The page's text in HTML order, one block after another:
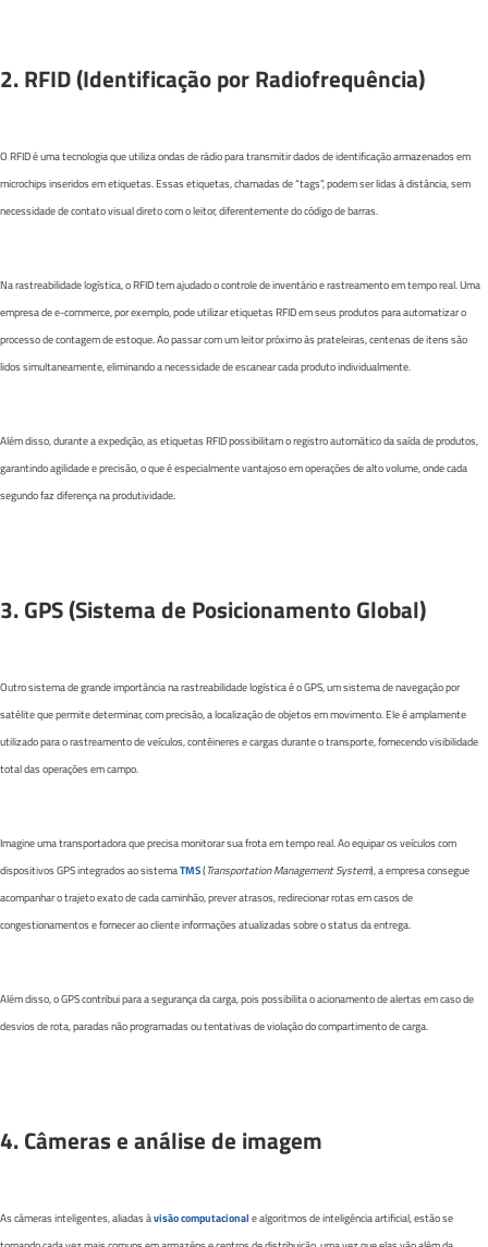
2. RFID (Identificação por Radiofrequência)
O RFID é uma tecnologia que utiliza ondas de rádio para transmitir dados de identificação armazenados em
microchips inseridos em etiquetas. Essas etiquetas, chamadas de “tags”, podem ser lidas à distância, sem
necessidade de contato visual direto com o leitor, diferentemente do código de barras.
Na rastreabilidade logística, o RFID tem ajudado o controle de inventário e rastreamento em tempo real. Uma
empresa de e-commerce, por exemplo, pode utilizar etiquetas RFID em seus produtos para automatizar o
processo de contagem de estoque. Ao passar com um leitor próximo às prateleiras, centenas de itens são
lidos simultaneamente, eliminando a necessidade de escanear cada produto individualmente.
Além disso, durante a expedição, as etiquetas RFID possibilitam o registro automático da saída de produtos,
garantindo agilidade e precisão, o que é especialmente vantajoso em operações de alto volume, onde cada
segundo faz diferença na produtividade.
3. GPS (Sistema de Posicionamento Global)
Outro sistema de grande importância na rastreabilidade logística é o GPS, um sistema de navegação por
satélite que permite determinar, com precisão, a localização de objetos em movimento. Ele é amplamente
utilizado para o rastreamento de veículos, contêineres e cargas durante o transporte, fornecendo visibilidade
total das operações em campo.
Imagine uma transportadora que precisa monitorar sua frota em tempo real. Ao equipar os veículos com
dispositivos GPS integrados ao sistemaTMS(Transportation Management System), a empresa consegue
acompanhar o trajeto exato de cada caminhão, prever atrasos, redirecionar rotas em casos de
congestionamentos e fornecer ao cliente informações atualizadas sobre o status da entrega.
Além disso, o GPS contribui para a segurança da carga, pois possibilita o acionamento de alertas em caso de
desvios de rota, paradas não programadas ou tentativas de violação do compartimento de carga.
4. Câmeras e análise de imagem
As câmeras inteligentes, aliadas àvisão computacional e algoritmos de inteligência artificial, estão se